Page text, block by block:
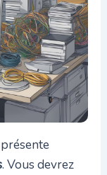
. Vous devrez